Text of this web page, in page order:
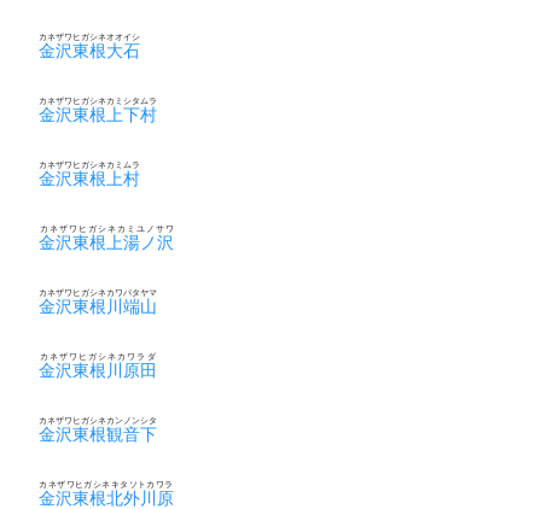
金沢東根大石
カネザワヒガシネオオイシ
金沢東根上下村
カネザワヒガシネカミシタムラ
金沢東根上村
カネザワヒガシネカミムラ
金沢東根上湯ノ沢
カネザワヒガシネカミユノサワ
金沢東根川端山
カネザワヒガシネカワバタヤマ
金沢東根川原田
カネザワヒガシネカワラダ
金沢東根観音下
カネザワヒガシネカンノンシタ
金沢東根北外川原
カネザワヒガシネキタソトカワラ